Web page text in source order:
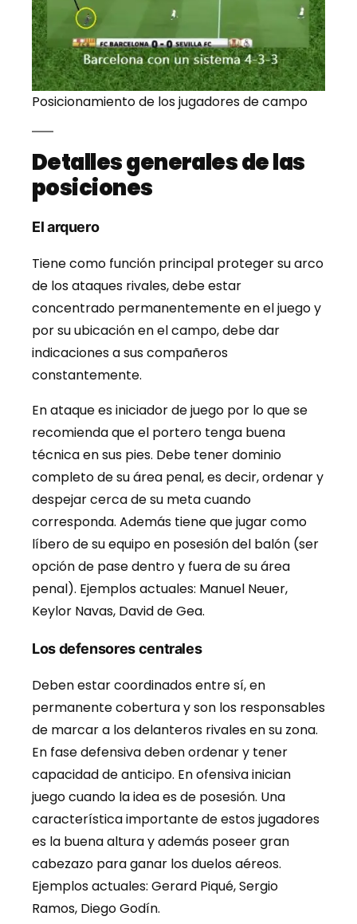
Posicionamiento de los jugadores de campo
Detalles generales de las
posiciones
El arquero
Tiene como función principal proteger su arco
de los ataques rivales, debe estar
concentrado permanentemente en el juego y
por su ubicación en el campo, debe dar
indicaciones a sus compañeros
constantemente.
En ataque es iniciador de juego por lo que se
recomienda que el portero tenga buena
técnica en sus pies. Debe tener dominio
completo de su área penal, es decir, ordenar y
despejar cerca de su meta cuando
corresponda. Además tiene que jugar como
líbero de su equipo en posesión del balón (ser
opción de pase dentro y fuera de su área
penal). Ejemplos actuales: Manuel Neuer,
Keylor Navas, David de Gea.
Los defensores centrales
Deben estar coordinados entre sí, en
permanente cobertura y son los responsables
de marcar a los delanteros rivales en su zona.
En fase defensiva deben ordenar y tener
capacidad de anticipo. En ofensiva inician
juego cuando la idea es de posesión. Una
característica importante de estos jugadores
es la buena altura y además poseer gran
cabezazo para ganar los duelos aéreos.
Ejemplos actuales: Gerard Piqué, Sergio
Ramos, Diego Godín.